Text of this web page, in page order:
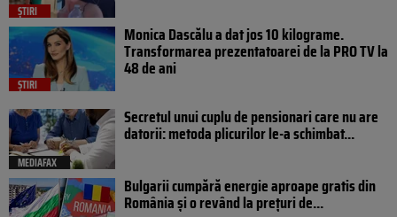
ȘTIRI
ȘTIRI
Monica Dascălu a dat jos 10 kilograme.
Transformarea prezentatoarei de la PRO TV la
48 de ani
MEDIAFAX
Secretul unui cuplu de pensionari care nu are
datorii: metoda plicurilor le-a schimbat...
Bulgarii cumpără energie aproape gratis din
România și o revând la prețuri de...